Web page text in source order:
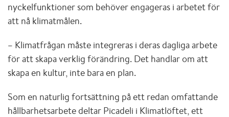
nyckelfunktioner som behöver engageras i arbetet för
att nå klimatmålen.
– Klimatfrågan måste integreras i deras dagliga arbete
för att skapa verklig förändring. Det handlar om att
skapa en kultur, inte bara en plan.
Som en naturlig fortsättning på ett redan omfattande
hållbarhetsarbete deltar Picadeli i Klimatlöftet, ett